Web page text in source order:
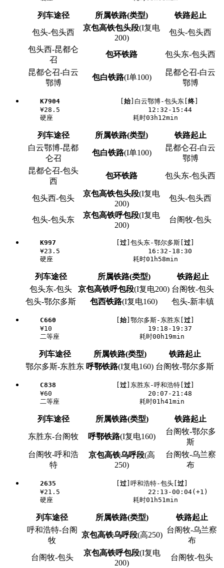
列车途径 所属铁路(类型)
铁路起止
包头-包头西
京包高铁包头段(I复电
200)
包头-包头西
包头西-昆都仑
召
包环铁路 包头东-包头西
昆都仑召-白云
鄂博
包白铁路(I单100)
昆都仑召-白云
鄂博
K7904 始 ]白云鄂博-包头东[ 终
    ¥28.5                      12:32-15:44
列车途径 所属铁路(类型)
铁路起止
白云鄂博-昆都
仑召
包白铁路(I单100)
昆都仑召-白云
鄂博
昆都仑召-包头
西
包环铁路 包头东-包头西
包头西-包头
京包高铁包头段(I复电
200)
包头-包头西
包头-包头东
京包高铁呼包段(I复电
200)
台阁牧-包头
K997 过 ]包头东-鄂尔多斯[ 过
    ¥23.5                      16:32-18:30
列车途径 所属铁路(类型)
铁路起止
包头东-包头
京包高铁呼包段(I复电200) 台阁牧-包头
包头-鄂尔多斯
包西铁路(I复电160) 包头-新丰镇
C660 始 ]鄂尔多斯-东胜东[ 过
    ¥10                        19:18-19:37
列车途径 所属铁路(类型)
铁路起止
鄂尔多斯-东胜东 呼鄂铁路(I复电160) 台阁牧-鄂尔多斯
C838 过 ]东胜东-呼和浩特[ 过
    ¥60                        20:07-21:48
列车途径 所属铁路(类型) 铁路起止
东胜东-台阁牧 呼鄂铁路(I复电160)
台阁牧-鄂尔多
斯
台阁牧-呼和浩
特
京包高铁乌呼段(高
250)
台阁牧-乌兰察
布
2635 过 ]呼和浩特-包头[ 过
    ¥21.5                      22:13-00:04(+1)
列车途径 所属铁路(类型)
铁路起止
呼和浩特-台阁
牧
京包高铁乌呼段(高250)
台阁牧-乌兰察
布
台阁牧-包头
京包高铁呼包段(I复电
200)
台阁牧-包头